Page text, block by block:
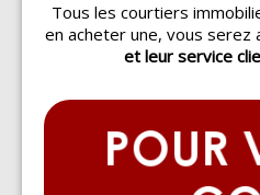
Tous les courtiers
en acheter une, vous serez
et leur service